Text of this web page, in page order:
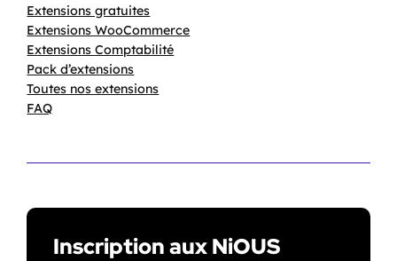
Extensions gratuites
Extensions WooCommerce
Extensions Comptabilité
Pack d’extensions
Toutes nos extensions
FAQ
Inscription aux NiOUS